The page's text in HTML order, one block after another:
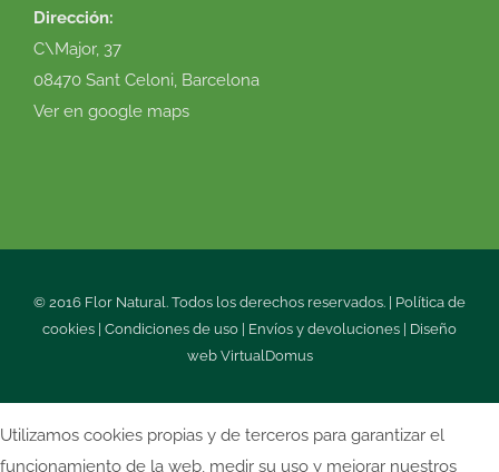
Dirección:
C\Major, 37
08470 Sant Celoni, Barcelona
Ver en google maps
© 2016 Flor Natural. Todos los derechos reservados. | Política de
cookies | Condiciones de uso | Envíos y devoluciones | Diseño
web VirtualDomus
Utilizamos cookies propias y de terceros para garantizar el
funcionamiento de la web, medir su uso y mejorar nuestros